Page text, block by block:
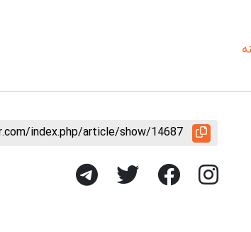
index.php/article/show/14687